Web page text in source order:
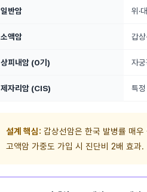
일반암 위·
소액암 갑상
상피내암 (0기) 자
제자리암 (CIS) 특
설계 핵심: 갑상선암은 한국 발병률 매
고액암 가중도 가입 시 진단비 2배 효과.